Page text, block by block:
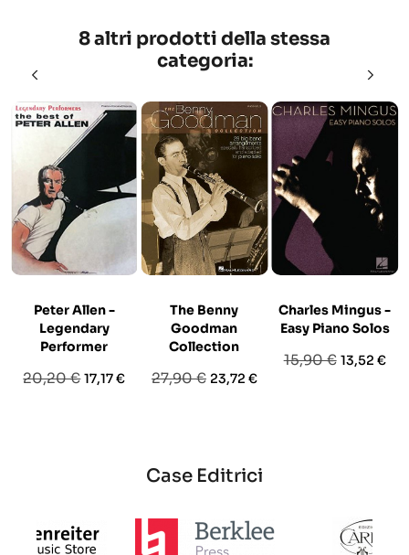
8 altri prodotti della stessa
categoria:
Peter Allen -
Legendary
Performer
Prezzo
20,20 €Prezzo
17,17 €
The Benny
Goodman
Collection
Prezzo
27,90 € Prezzo
23,72 €
Charles Mingus -
Easy Piano Solos
Prezzo
15,90 € Prezzo
13,52 €
Case Editrici